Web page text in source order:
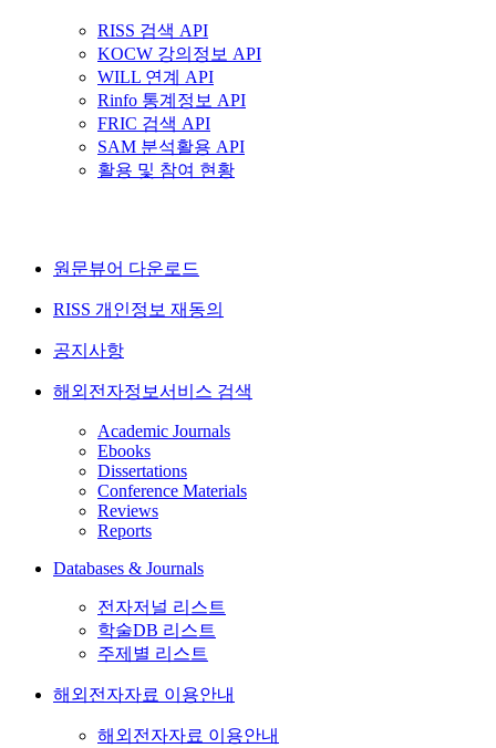
RISS 검색 API
KOCW 강의정보 API
WILL 연계 API
Rinfo 통계정보 API
FRIC 검색 API
SAM 분석활용 API
활용 및 참여 현황
원문뷰어 다운로드
RISS 개인정보 재동의
공지사항
해외전자정보서비스 검색
Academic Journals
Ebooks
Dissertations
Conference Materials
Reviews
Reports
Databases & Journals
전자저널 리스트
학술DB 리스트
주제별 리스트
해외전자자료 이용안내
해외전자자료 이용안내